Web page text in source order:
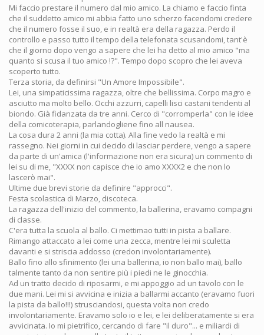
Mi faccio prestare il numero dal mio amico. La chiamo e faccio finta
che il suddetto amico mi abbia fatto uno scherzo facendomi credere
che il numero fosse il suo, e in realtà era della ragazza. Perdo il
controllo e passo tutto il tempo della telefonata scusandomi, tant'è
che il giorno dopo vengo a sapere che lei ha detto al mio amico "ma
quanto si scusa il tuo amico !?". Tempo dopo scopro che lei aveva
scoperto tutto.
Terza storia, da definirsi "Un Amore Impossibile".
Lei, una simpaticissima ragazza, oltre che bellissima. Corpo magro e
asciutto ma molto bello. Occhi azzurri, capelli lisci castani tendenti al
biondo. Già fidanzata da tre anni. Cerco di "corromperla" con le idee
della comicoterapia, parlandogliene fino all nausea.
La cosa dura 2 anni (la mia cotta). Alla fine vedo la realtà e mi
rassegno. Nei giorni in cui decido di lasciar perdere, vengo a sapere
da parte di un'amica (l'informazione non era sicura) un commento di
lei su di me, "XXXX non capisce che io amo XXXX2 e che non lo
lascerò mai".
Ultime due brevi storie da definire "approcci".
Festa scolastica di Marzo, discoteca.
La ragazza dell'inizio del commento, la ballerina, eravamo compagni
di classe.
C'era tutta la scuola al ballo. Ci mettimao tutti in pista a ballare.
Rimango attaccato a lei come una zecca, mentre lei mi sculetta
davanti e si striscia addosso (credon involontariamente).
Ballo fino allo sfinimento (lei una ballerina, io non ballo mai), ballo
talmente tanto da non sentire più i piedi ne le ginocchia.
Ad un tratto decido di riposarmi, e mi appoggio ad un tavolo con le
due mani. Lei mi si avvicina e inizia a ballarmi accanto (eravamo fuori
la pista da ballo!!!) strusciandosi, questa volta non credo
involontariamente. Eravamo solo io e lei, e lei deliberatamente si era
avvicinata. Io mi pietrifico, cercando di fare "il duro"... e miliardi di